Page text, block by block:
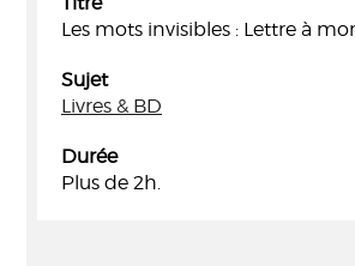
Les mots invisibles : Lettre à
Sujet
Livres & BD
Durée
Plus de 2h.